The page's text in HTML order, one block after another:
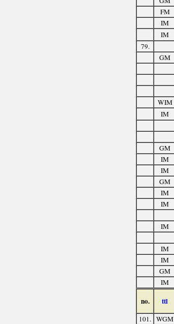
FM
IM
IM
79.
GM
WIM
IM
GM
IM
IM
GM
IM
IM
IM
IM
IM
GM
IM
no. ttl
101. WGM